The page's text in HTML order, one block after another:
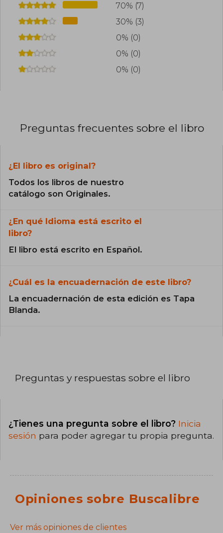
70% (7)
30% (3)
0% (0)
0% (0)
0% (0)
Preguntas frecuentes sobre el libro
¿El libro es original?
Todos los libros de nuestro
catálogo son Originales.
¿En qué Idioma está escrito el
libro?
El libro está escrito en Español.
¿Cuál es la encuadernación de este libro?
La encuadernación de esta edición es Tapa
Blanda.
Preguntas y respuestas sobre el libro
¿Tienes una pregunta sobre el libro? Inicia
sesión para poder agregar tu propia pregunta.
Opiniones sobre Buscalibre
Ver más opiniones de clientes